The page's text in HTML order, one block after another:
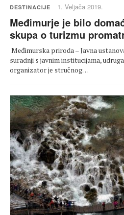
DESTINACIJE 1. Veljača 2019.
Međimurje je bilo
skupa o turizmu
Međimurska priroda – Javna
suradnji s javnim institucijama,
organizator je stručnog…